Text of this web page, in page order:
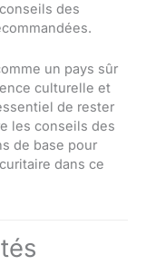
des
un pays sûr
culturelle et
de rester
les conseils des
de base pour
dans ce